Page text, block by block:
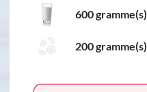
600 gramme(s)
200 gramme(s)